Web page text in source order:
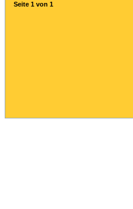
Seite 1 von 1